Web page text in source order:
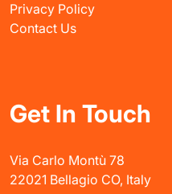
Privacy Policy
Contact Us
Get In Touch
Via Carlo Montù 78
22021 Bellagio CO, Italy